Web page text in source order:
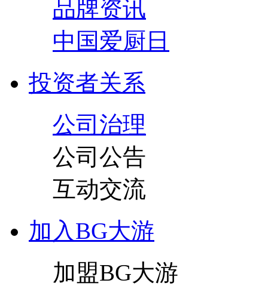
品牌资讯
中国爱厨日
投资者关系
公司治理
公司公告
互动交流
加入BG大游
加盟BG大游